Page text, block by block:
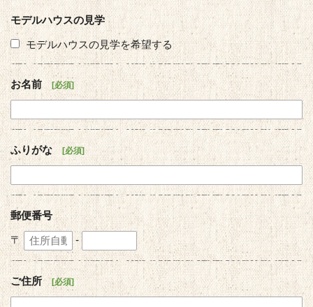
モデルハウスの見学
モデルハウスの見学を希望する
お名前 必須
ふりがな 必須
郵便番号
〒 -
ご住所 必須